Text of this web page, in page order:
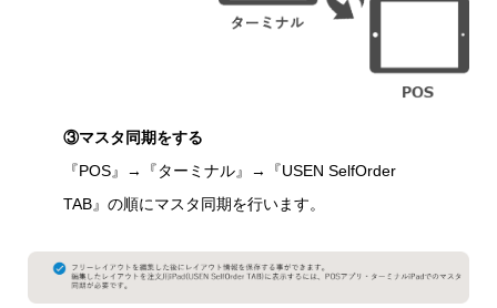
③マスタ同期をする
『POS』→『ターミナル』→『USEN SelfOrder
TAB』の順にマスタ同期を行います。